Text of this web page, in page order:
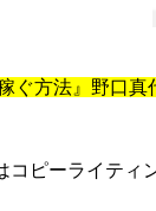
ぐ方法』野口真
コピーライティ